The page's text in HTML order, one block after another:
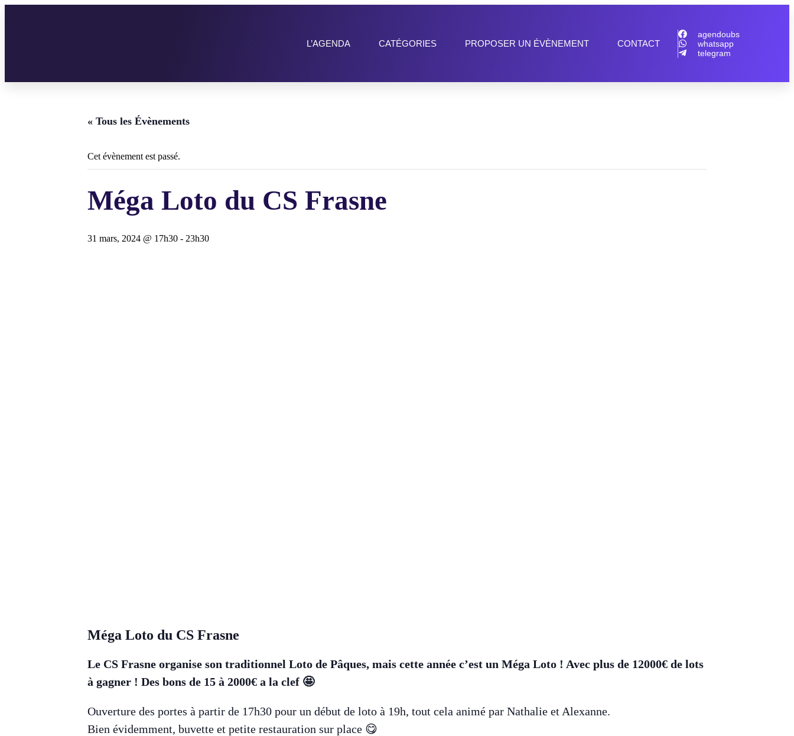
L’AGENDA CATÉGORIES PROPOSER UN ÉVÈNEMENT CONTACT
agendoubs
whatsapp
telegram
« Tous les Évènements
Cet évènement est passé.
Méga Loto du CS Frasne
31 mars, 2024 @ 17h30 - 23h30
Méga Loto du CS Frasne
Le CS Frasne organise son traditionnel Loto de Pâques, mais cette année c’est un Méga Loto ! Avec plus de 12000€ de lots
à gagner ! Des bons de 15 à 2000€ a la clef 🤩
Ouverture des portes à partir de 17h30 pour un début de loto à 19h, tout cela animé par Nathalie et Alexanne.
Bien évidemment, buvette et petite restauration sur place 😋